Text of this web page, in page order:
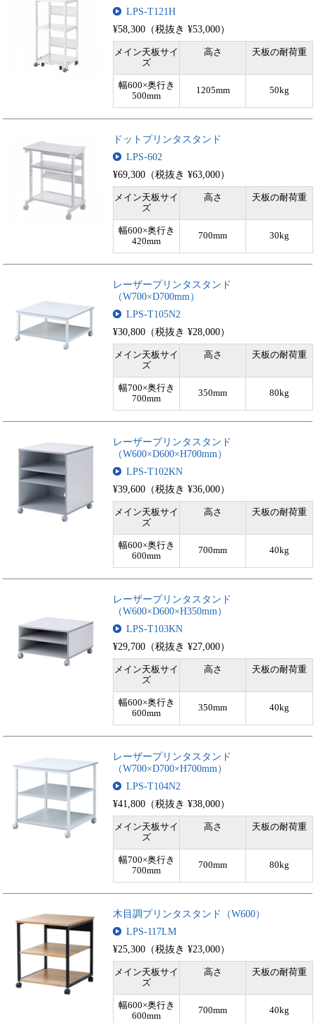
LPS-T121H
¥58,300（税抜き ¥53,000）
メイン天板サイ
ズ
高さ 天板の耐荷重
幅600×奥行き
500mm
1205mm 50kg
ドットプリンタスタンド
LPS-602
¥69,300（税抜き ¥63,000）
メイン天板サイ
ズ
高さ 天板の耐荷重
幅600×奥行き
420mm
700mm 30kg
レーザープリンタスタンド
（W700×D700mm）
LPS-T105N2
¥30,800（税抜き ¥28,000）
メイン天板サイ
ズ
高さ 天板の耐荷重
幅700×奥行き
700mm
350mm 80kg
レーザープリンタスタンド
（W600×D600×H700mm）
LPS-T102KN
¥39,600（税抜き ¥36,000）
メイン天板サイ
ズ
高さ 天板の耐荷重
幅600×奥行き
600mm
700mm 40kg
レーザープリンタスタンド
（W600×D600×H350mm）
LPS-T103KN
¥29,700（税抜き ¥27,000）
メイン天板サイ
ズ
高さ 天板の耐荷重
幅600×奥行き
600mm
350mm 40kg
レーザープリンタスタンド
（W700×D700×H700mm）
LPS-T104N2
¥41,800（税抜き ¥38,000）
メイン天板サイ
ズ
高さ 天板の耐荷重
幅700×奥行き
700mm
700mm 80kg
木目調プリンタスタンド（W600）
LPS-117LM
¥25,300（税抜き ¥23,000）
メイン天板サイ
ズ
高さ 天板の耐荷重
幅600×奥行き
600mm
700mm 40kg